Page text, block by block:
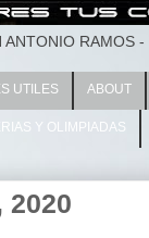
ANTONIO RAMOS -
UTILES ABOUT
Y OLIMPIADAS
2020